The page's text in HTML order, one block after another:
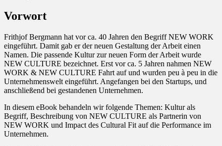
Vorwort
Frithjof Bergmann hat vor ca. 40 Jahren den Begriff NEW WORK
eingeführt. Damit gab er der neuen Gestaltung der Arbeit einen
Namen. Die passende Kultur zur neuen Form der Arbeit wurde
NEW CULTURE bezeichnet. Erst vor ca. 5 Jahren nahmen NEW
WORK & NEW CULTURE Fahrt auf und wurden peu à peu in die
Unternehmenswelt eingeführt. Angefangen bei den Startups, und
anschließend bei gestandenen Unternehmen.
In diesem eBook behandeln wir folgende Themen: Kultur als
Begriff, Beschreibung von NEW CULTURE als Partnerin von
NEW WORK und Impact des Cultural Fit auf die Performance im
Unternehmen.